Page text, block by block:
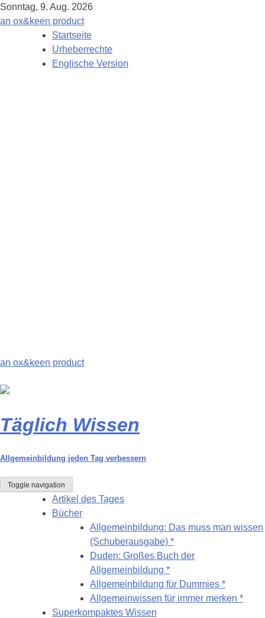
Sonntag, 9. Aug. 2026
an ox&keen product
Startseite
Urheberrechte
Englische Version
an ox&keen product
Täglich Wissen
Allgemeinbildung jeden Tag verbessern
Toggle navigation
Artikel des Tages
Bücher
Allgemeinbildung: Das muss man wissen
(Schuberausgabe) *
Duden: Großes Buch der
Allgemeinbildung *
Allgemeinbildung für Dummies *
Allgemeinwissen für immer merken *
Superkompaktes Wissen